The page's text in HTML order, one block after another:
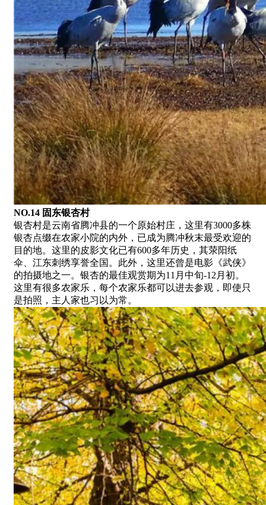
NO.14 固东银杏村
银杏村是云南省腾冲县的一个原始村庄，这里有3000多株
银杏点缀在农家小院的内外，已成为腾冲秋末最受欢迎的
目的地。这里的皮影文化已有600多年历史，其荥阳纸
伞、江东刺绣享誉全国。此外，这里还曾是电影《武侠》
的拍摄地之一。银杏的最佳观赏期为11月中旬-12月初。
这里有很多农家乐，每个农家乐都可以进去参观，即使只
是拍照，主人家也习以为常。